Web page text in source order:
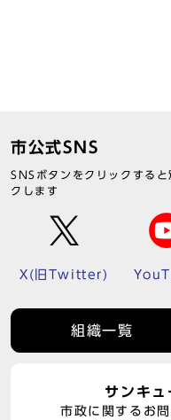
市公式SNS
SNSボタンをクリックする
クします
X(旧Twitter)
組織一覧
サンキュ
市政に関するお